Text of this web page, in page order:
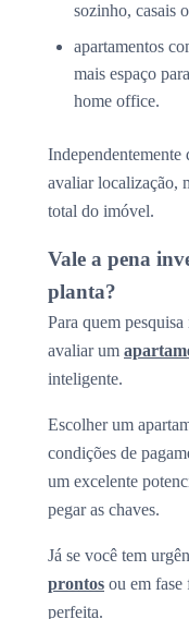
sozinho, casais
apartamentos
mais espaço
home office.
avaliar localização,
total do imóvel.
Vale a pena
planta?
Para quem
avaliar um
inteligente.
Escolher um
condições de
um excelente
pegar as chaves.
Já se você tem
prontos ou em fase
perfeita.